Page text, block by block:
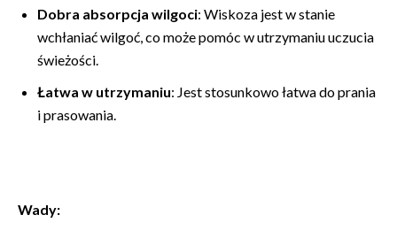
Dobra absorpcja wilgoci: Wiskoza jest w stanie
wchłaniać wilgoć, co może pomóc w utrzymaniu uczucia
świeżości.
Łatwa w utrzymaniu: Jest stosunkowo łatwa do prania
i prasowania.
Wady: